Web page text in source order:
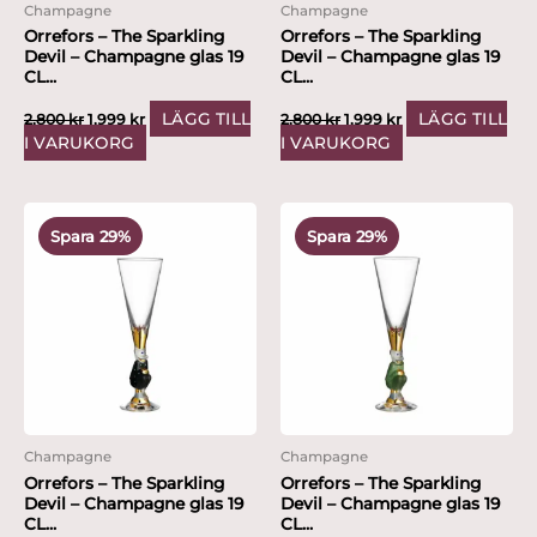
Champagne
Orrefors – The Sparkling
Devil – Champagne glas 19
CL...
2,800kr 1,999 kr
LÄGG TILL
I VARUKORG
Champagne
Orrefors – The Sparkling
Devil – Champagne glas 19
CL...
2,800kr 1,999 kr
LÄGG TILL
I VARUKORG
Spara 29%
Champagne
Orrefors – The Sparkling
Devil – Champagne glas 19
CL...
ursprungliga
2,800 kr.
är:
1,999 kr.
Spara 29%
Champagne
Orrefors – The Sparkling
Devil – Champagne glas 19
CL...
ursprungliga
2,800 kr.
är:
1,999 kr.